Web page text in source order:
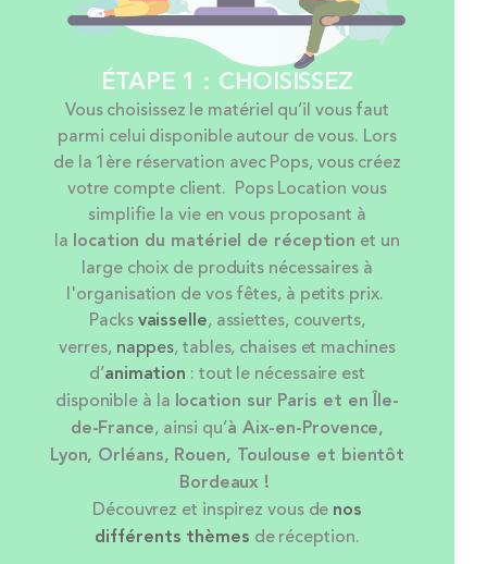
ÉTAPE 1 : CHOISISSEZ
Vous choisissez le matériel qu’il vous faut
parmi celui disponible autour de vous. Lors
de la 1ère réservation avec Pops, vous créez
votre compte client. Pops Location vous
simplifie la vie en vous proposant à
la location du matériel de réception et un
large choix de produits nécessaires à
l'organisation de vos fêtes, à petits prix.
Packsvaisselle, assiettes, couverts,
verres, nappes, tables, chaises et machines
d’animation : tout le nécessaire est
disponible à la location sur Paris et en Île-
de-France, ainsi qu’à Aix-en-Provence,
Lyon, Orléans, Rouen, Toulouse et bientôt
Bordeaux !
Découvrez et inspirez vous de nos
différents thèmes de réception.